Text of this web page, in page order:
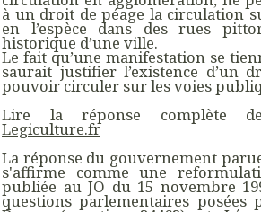
à un droit de péage la circulation
en l’espèce dans des rues
historique d’une ville.
Le fait qu’une manifestation se
saurait justifier l’existence d’un
pouvoir circuler sur les voies
Lire la réponse complète
Legiculture.fr
La réponse du gouvernement
s'affirme comme une
publiée au JO du 15 novembre
questions parlementaires posées